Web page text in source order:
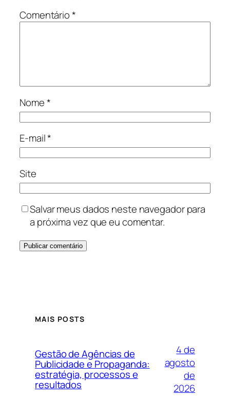
Comentário*
Nome*
E-mail*
Site
Salvar meus dados neste navegador para
a próxima vez que eu comentar.
MAIS POSTS
Gestão de Agências de
Publicidade e Propaganda:
estratégia, processos e
resultados
4 de
agosto
de
2026